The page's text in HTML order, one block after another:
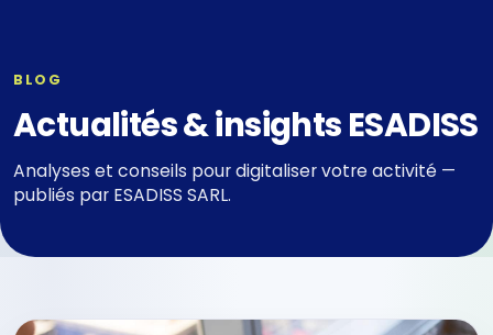
BLOG
Actualités & insights ESADISS
Analyses et conseils pour digitaliser votre activité —
publiés par ESADISS SARL.